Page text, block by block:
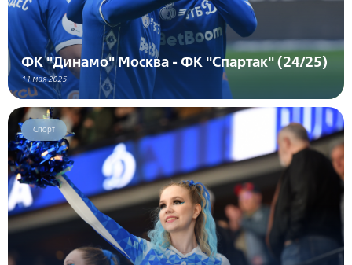
ФК "Динамо" Москва - ФК "Спартак" (24/25)
11 мая 2025
Спорт